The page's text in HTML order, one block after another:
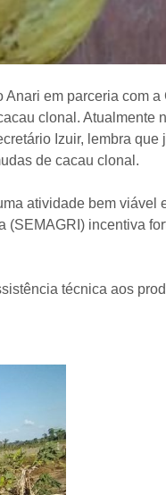
em parceria com
clonal. Atualmente
Izuir, lembra
de cacau clonal.
atividade bem viável
incentiva
técnica aos